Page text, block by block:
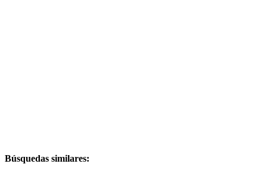
Búsquedas similares: